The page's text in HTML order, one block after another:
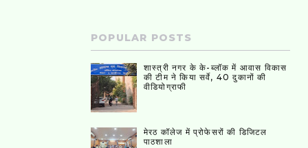
POPULAR POSTS
शास्त्री नगर के के-ब्लॉक में आवास विकास
की टीम ने किया सर्वे, 40 दुकानों की
वीडियोग्राफी
मेरठ कॉलेज में प्रोफेसरों की डिजिटल
पाठशाला